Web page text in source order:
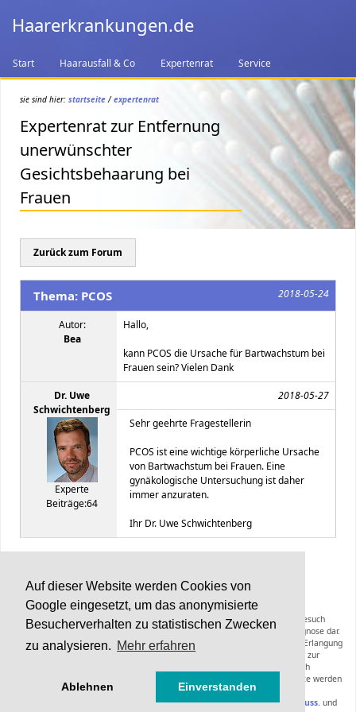
Auf dieser Website werden Cookies von
Google eingesetzt, um das anonymisierte
Besucherverhalten zu statistischen Zwecken
zu analysieren. Mehr erfahren
Ablehnen Einverstanden
Haarerkrankungen.de
Start Haarausfall & Co Expertenrat Service
sie sind hier: startseite/expertenrat
Expertenrat zur Entfernung
unerwünschter
Gesichtsbehaarung bei
Frauen
Zurück zum Forum
Thema: PCOS 2018-05-24
Autor:
Bea
Hallo,
kann PCOS die Ursache für Bartwachstum bei
Frauen sein? Vielen Dank
Dr. Uwe
Schwichtenberg
Experte
Beiträge:64
2018-05-27
Sehr geehrte Fragestellerin
PCOS ist eine wichtige körperliche Ursache
von Bartwachstum bei Frauen. Eine
gynäkologische Untersuchung ist daher
immer anzuraten.
Ihr Dr. Uwe Schwichtenberg
v2.1 © 2022
Die Inhalte von Haarerkrankungen.de können und sollen keinen Arztbesuch
ersetzen und stellen keine Anleitung zur Selbstmedikation oder Selbstdiagnose dar.
Die Informationen dieser Webseiten inklusive der Expertenräte sollen zur Erlangung
zusätzlicher Informationen zu einer bereits gestellten Diagnose oder zur
Vorbereitung eines Arztbesuches dienen. Empfehlungen hinsichtlich
Diagnoseverfahren, Therapieformen, Medikamenten oder anderer Produkte werden
nicht gegeben.
Nutzungsbedingungen mit Haftungsausschluss. und